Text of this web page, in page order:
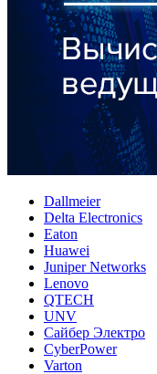
Dallmeier
Delta Electronics
Eaton
Huawei
Juniper Networks
Lenovo
QTECH
UNV
Сайбер Электро
CyberPower
Varton